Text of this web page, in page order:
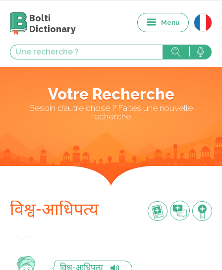
Bolti
Dictionary
Menu
Votre Recherche
Besoin d’autre chose ? Faites une nouvelle
recherche
विश्व-आधिपत्य